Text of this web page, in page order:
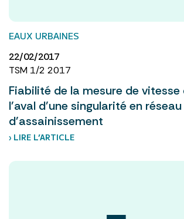
EAUX URBAINES
22/02/2017
TSM 1/2 2017
Fiabilité de la mesure de
l'aval d'une singularité en réseau
d'assainissement
› LIRE L’ARTICLE